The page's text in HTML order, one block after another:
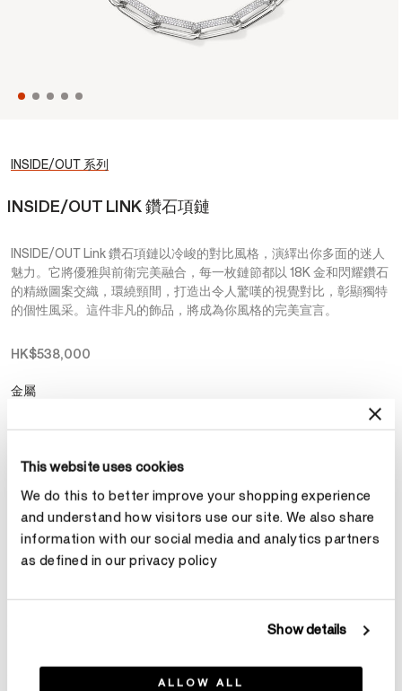
This website uses cookies
We do this to better improve your shopping experience
and understand how visitors use our site. We also share
information with our social media and analytics partners
as defined in our privacy policy
Show details
ALLOW ALL
INSIDE/OUT 系列
INSIDE/OUT LINK 鑽石項鏈
INSIDE/OUT Link 鑽石項鏈以冷峻的對比風格，演繹出你多面的迷人
魅力。它將優雅與前衛完美融合，每一枚鏈節都以 18K 金和閃耀鑽石
的精緻圖案交織，環繞頸間，打造出令人驚嘆的視覺對比，彰顯獨特
的個性風采。這件非凡的飾品，將成為你風格的完美宣言。
HK$538,000
金屬
選擇 金屬
預約